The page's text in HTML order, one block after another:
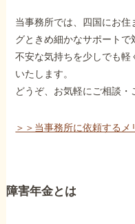
当事務所では、四国にお
グときめ細かなサポートで
不安な気持ちを少しでも
いたします。
どうぞ、お気軽にご相談・
＞＞当事務所に依頼するメ
障害年金とは